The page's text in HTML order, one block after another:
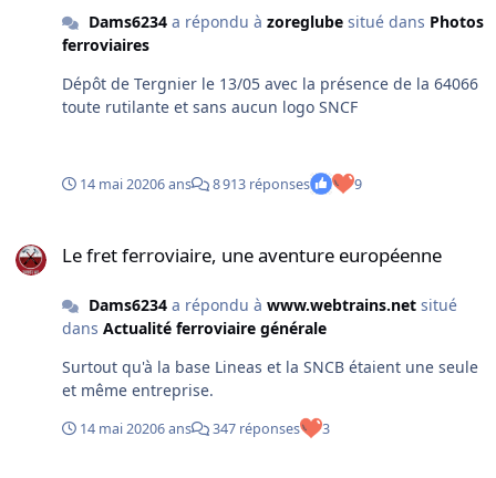
Dams6234a répondu à zoreglubesitué dans Photos
ferroviaires
Dépôt de Tergnier le 13/05 avec la présence de la 64066
toute rutilante et sans aucun logo SNCF
14 mai 20206 ans 8 913 réponses 9
Le fret ferroviaire, une aventure européenne
Dams6234a répondu à www.webtrains.netsitué
dans Actualité ferroviaire générale
Surtout qu'à la base Lineas et la SNCB étaient une seule
et même entreprise.
14 mai 20206 ans 347 réponses 3